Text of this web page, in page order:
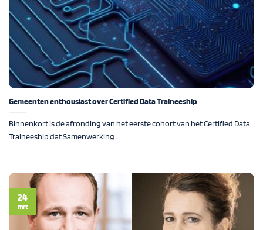
Gemeenten enthousiast over Certified Data Traineeship
Binnenkort is de afronding van het eerste cohort van het Certified Data
Traineeship dat Samenwerking...
24
mrt